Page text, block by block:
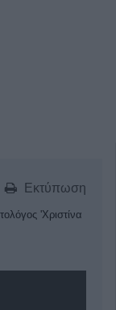
Εκτύπωση
'Χριστίνα